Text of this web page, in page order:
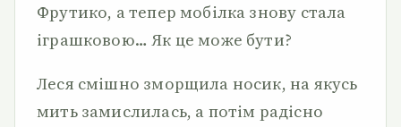
Фрутико, а тепер мобілка знову стала
іграшковою… Як це може бути?
Леся смішно зморщила носик, на якусь
мить замислилась, а потім радісно